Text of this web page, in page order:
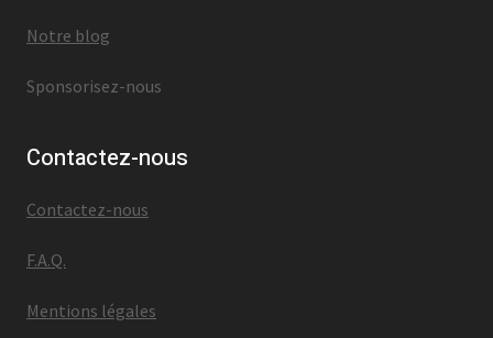
Notre blog
Sponsorisez-nous
Contactez-nous
Contactez-nous
F.A.Q.
Mentions légales